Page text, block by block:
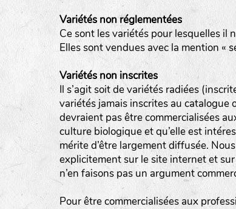
Variétés non réglementées
Ce sont les variétés pour lesquelles il
Elles sont vendues avec la mention «
Variétés non inscrites
Il s’agit soit de variétés radiées
variétés jamais inscrites au catalogue
devraient pas être commercialisées
culture biologique et qu’elle est
mérite d’être largement diffusée.
explicitement sur le site internet et
n’en faisons pas un argument
Pour être commercialisées aux